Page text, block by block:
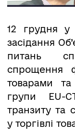
12 грудня у
засідання
питань
спрощення
товарами та
групи EU-
транзиту та
у торгівлі